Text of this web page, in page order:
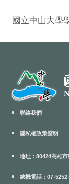
國立中山大學
聯絡我們
隱私權政策聲明
地址：80424高雄
總機電話：07-